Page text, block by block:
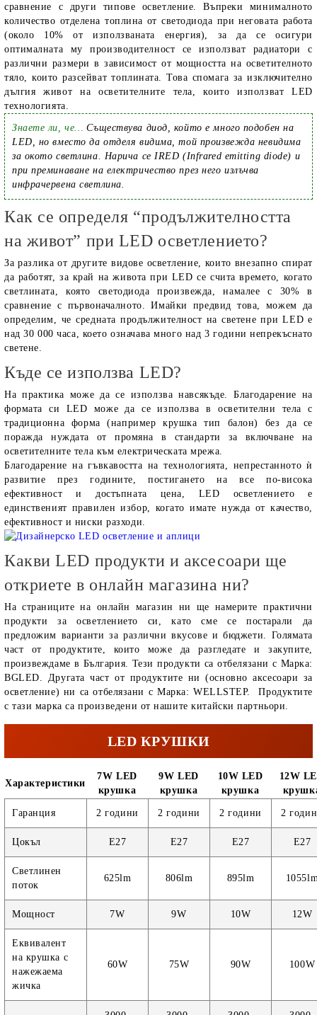
сравнение с други типове осветление. Въпреки минималното
количество отделена топлина от светодиода при неговата работа
(около 10% от използваната енергия), за да се осигури
оптималната му производителност се използват радиатори с
различни размери в зависимост от мощността на осветителното
тяло, които разсейват топлината. Това спомага за изключително
дългия живот на осветителните тела, които използват LED
технологията.
Знаете ли, че…
Съществува диод, който е много подобен на
LED, но вместо да отделя видима, той произвежда невидима
за окото светлина. Нарича се IRED (Infrared emitting diode) и
при преминаване на електричество през него излъчва
инфрачервена светлина.
Как се определя “продължителността
на живот” при LED осветлението?
За разлика от другите видове осветление, които внезапно спират
да работят, за край на живота при LED се счита времето, когато
светлината, която светодиода произвежда, намалее с 30% в
сравнение с първоначалното. Имайки предвид това, можем да
определим, че средната продължителност на светене при LED е
над 30 000 часа, което означава много над 3 години непрекъснато
светене.
Къде се използва LED?
На практика може да се използва навсякъде. Благодарение на
формата си LED може да се използва в осветителни тела с
традиционна форма (например крушка тип балон) без да се
поражда нуждата от промяна в стандарти за включване на
осветителните тела към електрическата мрежа.
Благодарение на гъвкавостта на технологията, непрестанното ѝ
развитие през годините, постигането на все по-висока
ефективност и достъпната цена, LED осветлението е
единственият правилен избор, когато имате нужда от качество,
ефективност и ниски разходи.
Какви LED продукти и аксесоари ще
откриете в онлайн магазина ни?
На страниците на онлайн магазин ни ще намерите практични
продукти за осветлението си, като сме се постарали да
предложим варианти за различни вкусове и бюджети. Голямата
част от продуктите, които може да разгледате и закупите,
произвеждаме в България. Тези продукти са отбелязани с Марка:
BGLED. Другата част от продуктите ни (основно аксесоари за
осветление) ни са отбелязани с Марка: WELLSTEP. Продуктите
с тази марка са произведени от нашите китайски партньори.
LED КРУШКИ
Характеристики
7W LED
крушка
9W LED
крушка
10W LED
крушка
12W
Гаранция 2 години 2 години 2 години 2
Цокъл E27 E27 E27 E27
Светлинен
поток
625lm 806lm 895lm
Мощност 7W 9W 10W 12W
Еквивалент
на крушка с
нажежаема
жичка
60W 75W 90W 100W